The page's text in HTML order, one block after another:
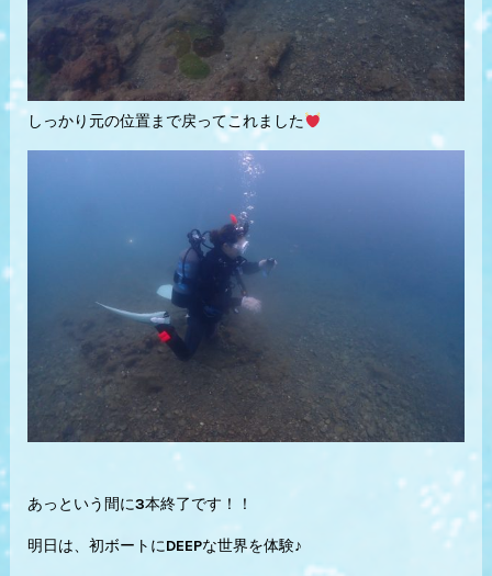
しっかり元の位置まで戻ってこれました
あっという間に3本終了です！！
明日は、初ボートにDEEPな世界を体験♪